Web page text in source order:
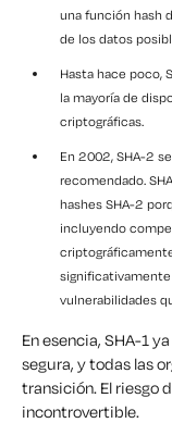
una función hash
de los datos
Hasta hace poco,
la mayoría de
criptográficas.
En 2002, SHA-2
recomendado.
hashes SHA-2
incluyendo
vulnerabilidades
En esencia, SHA-1
segura, y todas las
transición. El riesgo
incontrovertible.